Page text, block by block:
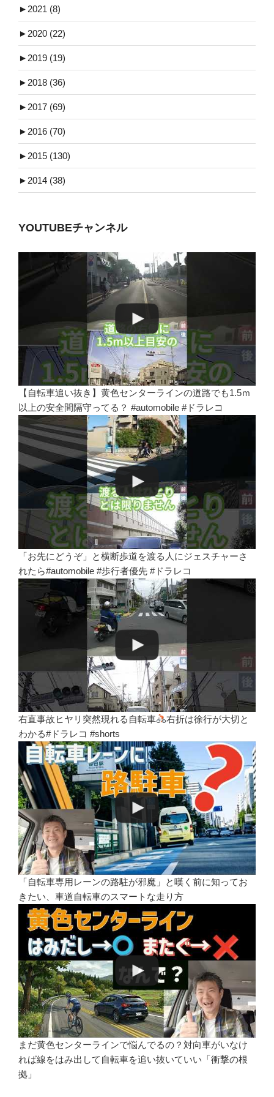
► 2021 (8)
► 2020 (22)
► 2019 (19)
► 2018 (36)
► 2017 (69)
► 2016 (70)
► 2015 (130)
► 2014 (38)
YOUTUBEチャンネル
【自転車追い抜き】黄色センターラインの道路でも1.5ｍ
以上の安全間隔守ってる？ #automobile #ドラレコ
「お先にどうぞ」と横断歩道を渡る人にジェスチャーさ
れたら#automobile #歩行者優先 #ドラレコ
右直事故ヒヤリ突然現れる自転車
右折は徐行が大切と
わかる#ドラレコ #shorts
「自転車専用レーンの路駐が邪魔」と嘆く前に知ってお
きたい、車道自転車のスマートな走り方
まだ黄色センターラインで悩んでるの？対向車がいなけ
れば線をはみ出して自転車を追い抜いていい「衝撃の根
拠」